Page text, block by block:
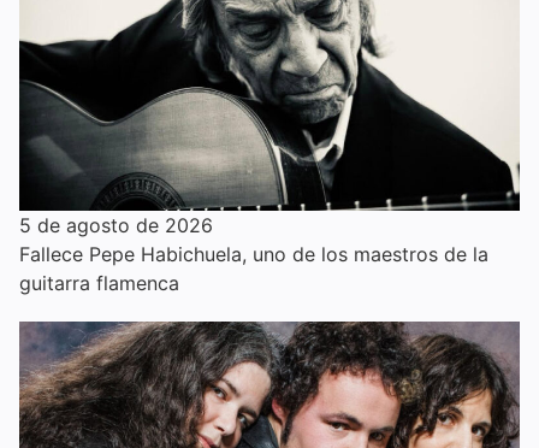
5 de agosto de 2026
Fallece Pepe Habichuela, uno de los maestros de la
guitarra flamenca